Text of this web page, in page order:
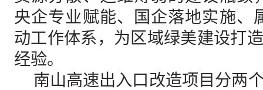
央企专业赋能、国企落地实施、
动工作体系，为区域绿美建设打
经验。
南山高速出入口改造项目分两